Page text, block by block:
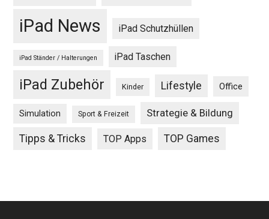
iPad News iPad Schutzhüllen
iPad Ständer / Halterungen iPad Taschen
iPad Zubehör Kinder Lifestyle Office
Simulation Sport & Freizeit Strategie & Bildung
Tipps & Tricks TOP Apps TOP Games